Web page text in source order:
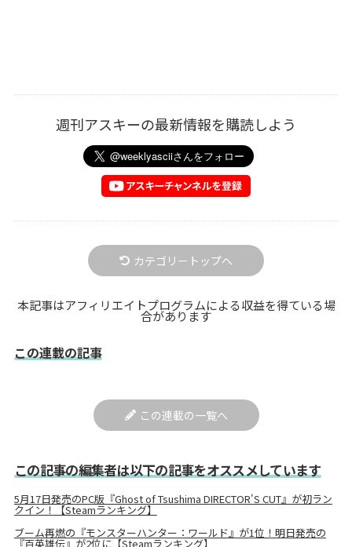
週刊アスキーの最新情報を購読しよう
カテゴリートップへ
本記事はアフィリエイトプログラムによる収益を得ている場
合があります
この連載の記事
この連載の一覧へ
この記事の編集者は以下の記事をオススメしています
5月17日発売のPC版『Ghost of Tsushima DIRECTOR'S CUT』が初ラン
クイン！【Steamランキング】
ブーム再燃の『モンスターハンター：ワールド』が1位！明日発売の
『百英雄伝』が2位に【Steamランキング】